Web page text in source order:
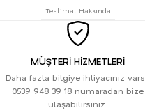
Teslimat Hakkında
MÜŞTERİ HİZMETLERİ
Daha fazla bilgiye ihtiyacınız
0539 948 39 18 numaradan bize
ulaşabilirsiniz.